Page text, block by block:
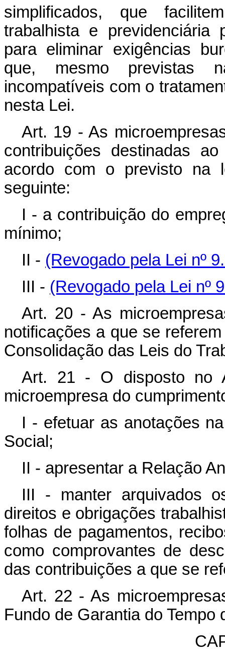
simplificados, que
trabalhista e previdenciária
para eliminar exigências
que, mesmo previstas
incompatíveis com o
nesta Lei.
Art. 19 - As
contribuições destinadas
acordo com o previsto na
seguinte:
I - a contribuição do
mínimo;
II - (Revogado pela Lei nº
III - (Revogado pela Lei nº
Art. 20 - As
notificações a que se
Consolidação das Leis do
Art. 21 - O disposto no
microempresa do
I - efetuar as anotações
Social;
II - apresentar a Relação
III - manter arquivados
direitos e obrigações
folhas de pagamentos,
como comprovantes de
das contribuições a que se
Art. 22 - As
Fundo de Garantia do